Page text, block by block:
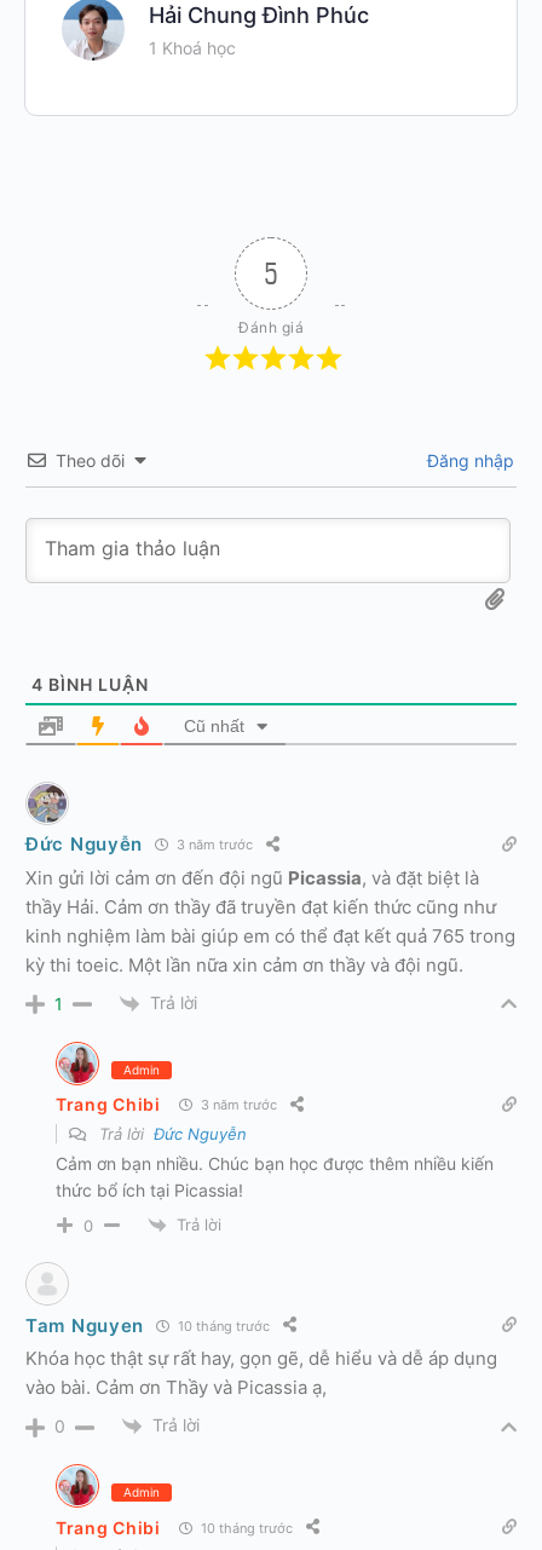
Hải Chung Đình Phúc
1 Khoá học
5
Đánh giá
Theo dõi Đăng nhập
4 BÌNH LUẬN
Cũ nhất
Đức Nguyễn 3 năm trước
Xin gửi lời cảm ơn đến đội ngũ Picassia, và đặt biệt là
thầy Hải. Cảm ơn thầy đã truyền đạt kiến thức cũng như
kinh nghiệm làm bài giúp em có thể đạt kết quả 765 trong
kỳ thi toeic. Một lần nữa xin cảm ơn thầy và đội ngũ.
1 Trả lời
Admin
Trang Chibi 3 năm trước
Trả lời Đức Nguyễn
Cảm ơn bạn nhiều. Chúc bạn học được thêm nhiều kiến
thức bổ ích tại Picassia!
0 Trả lời
Tam Nguyen 10 tháng trước
Khóa học thật sự rất hay, gọn gẽ, dễ hiểu và dễ áp dụng
vào bài. Cảm ơn Thầy và Picassia ạ,
0 Trả lời
Admin
Trang Chibi 10 tháng trước